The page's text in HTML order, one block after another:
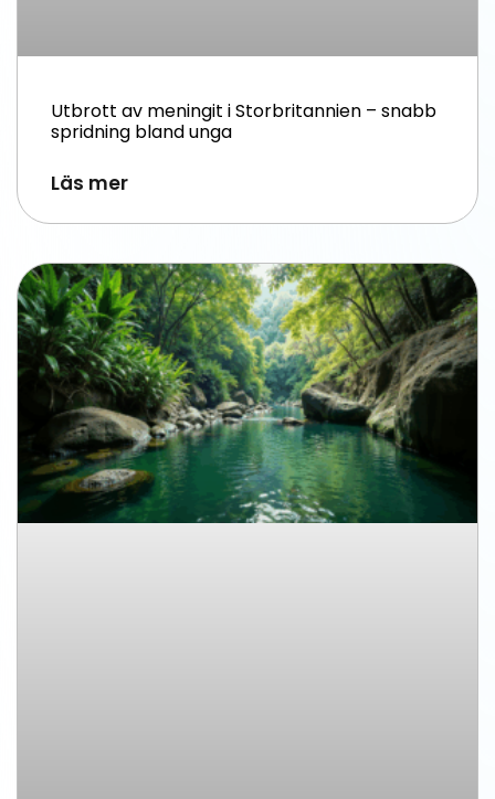
Utbrott av meningit i Storbritannien – snabb
spridning bland unga
Läs mer